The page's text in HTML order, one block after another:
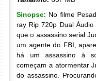
Sinopse: No filme
ray Rip 720p Dual
que o assassino serial
um agente do FBI,
há um assassino à
começam a atormentar
do assassino.